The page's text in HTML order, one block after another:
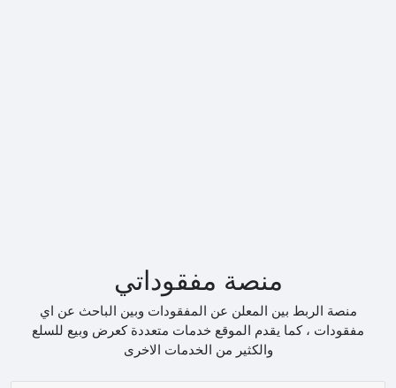
منصة مفقوداتي
منصة الربط بين المعلن عن المفقودات وبين الباحث عن اي
مفقودات ، كما يقدم الموقع خدمات متعددة كعرض وبيع للسلع
والكثير من الخدمات الاخرى